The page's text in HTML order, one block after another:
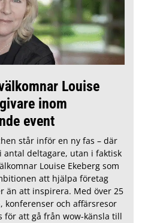
Louise
inom
event
står inför en ny fas – där
deltagare, utan i faktisk
Louise Ekeberg som
att hjälpa företag
än att inspirera. Med över 25
konferenser och affärsresor
för att gå från wow-känsla till